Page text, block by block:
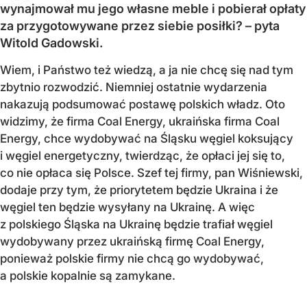
wynajmował mu jego własne meble i pobierał opłaty
za przygotowywane przez siebie posiłki? – pyta
Witold Gadowski.
Wiem, i Państwo też wiedzą, a ja nie chcę się nad tym
zbytnio rozwodzić. Niemniej ostatnie wydarzenia
nakazują podsumować postawę polskich władz. Oto
widzimy, że firma Coal Energy, ukraińska firma Coal
Energy, chce wydobywać na Śląsku węgiel koksujący
i węgiel energetyczny, twierdząc, że opłaci jej się to,
co nie opłaca się Polsce. Szef tej firmy, pan Wiśniewski,
dodaje przy tym, że priorytetem będzie Ukraina i że
węgiel ten będzie wysyłany na Ukrainę. A więc
z polskiego Śląska na Ukrainę będzie trafiał węgiel
wydobywany przez ukraińską firmę Coal Energy,
ponieważ polskie firmy nie chcą go wydobywać,
a polskie kopalnie są zamykane.